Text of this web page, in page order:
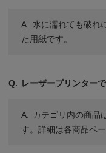
水に濡れても破れ
た用紙です。
レーザープリンター
カテゴリ内の商品
す。詳細は各商品ペ